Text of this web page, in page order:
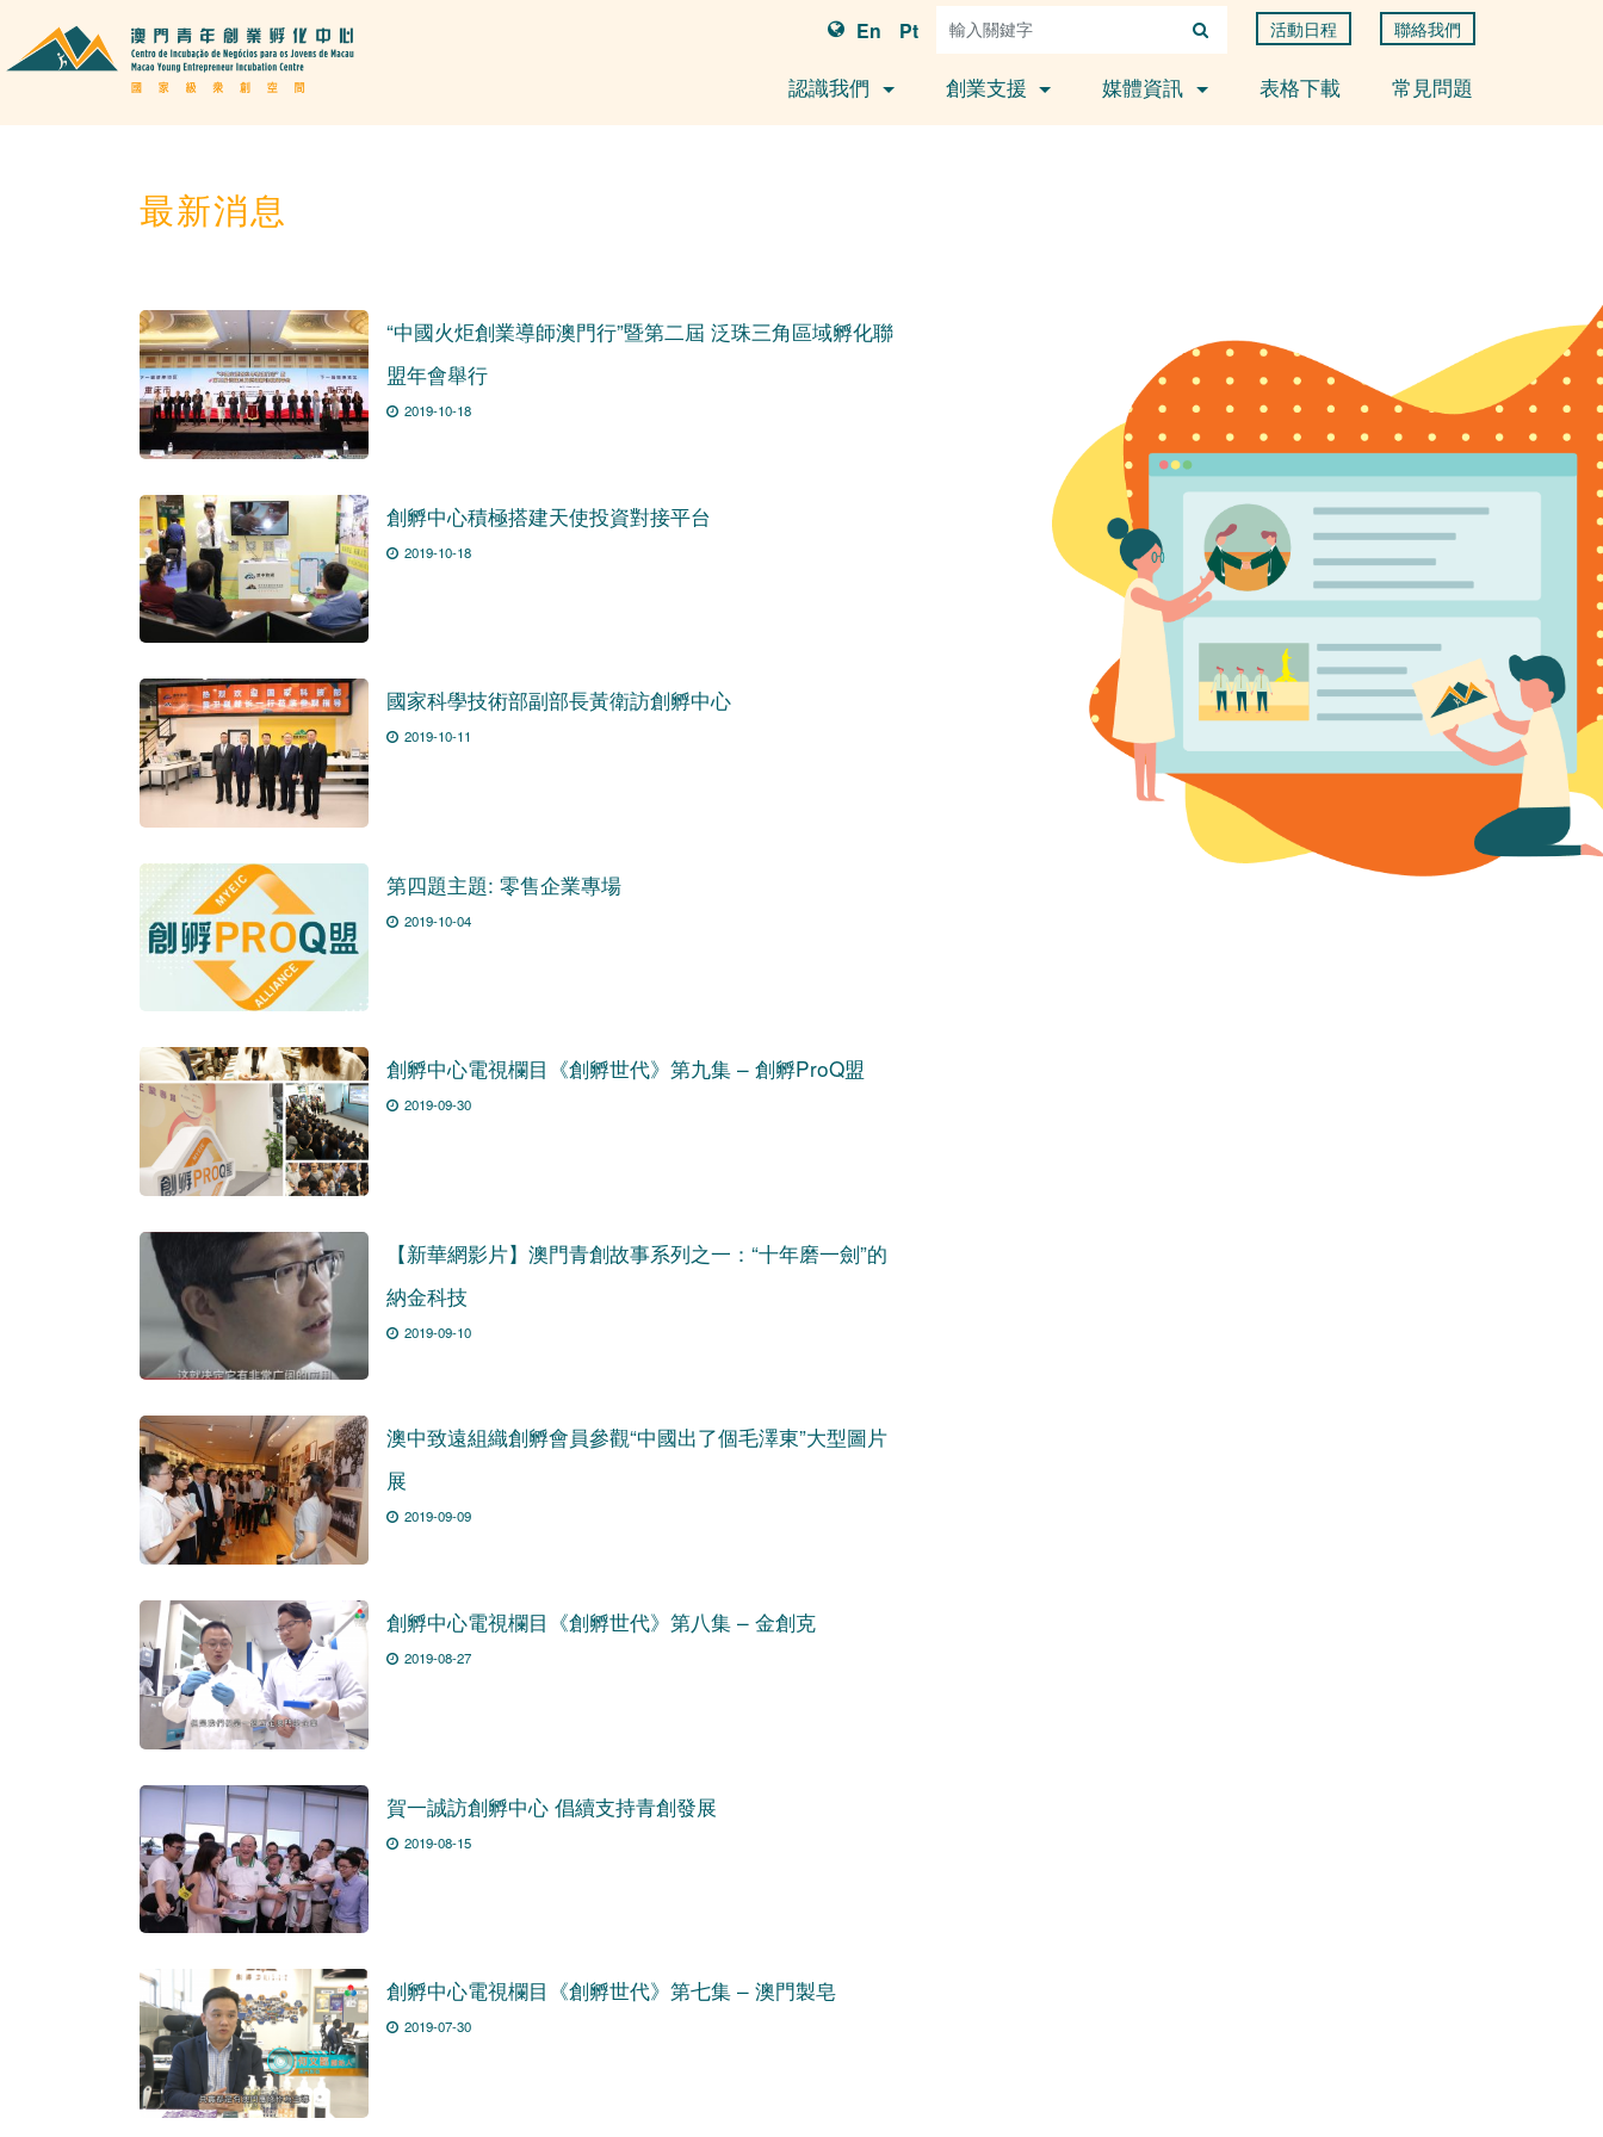
En Pt 活動日程 聯絡我們
認識我們 創業支援 媒體資訊 表格下載 常見問題
最新消息
“中國火炬創業導師澳門行”暨第二屆 泛珠三角區域孵化聯
盟年會舉行
2019-10-18
創孵中心積極搭建天使投資對接平台
2019-10-18
國家科學技術部副部長黃衛訪創孵中心
2019-10-11
第四題主題: 零售企業專場
2019-10-04
創孵中心電視欄目《創孵世代》第九集 – 創孵ProQ盟
2019-09-30
【新華網影片】澳門青創故事系列之一：“十年磨一劍”的
納金科技
2019-09-10
澳中致遠組織創孵會員參觀“中國出了個毛澤東”大型圖片
展
2019-09-09
創孵中心電視欄目《創孵世代》第八集 – 金創克
2019-08-27
賀一誠訪創孵中心 倡續支持青創發展
2019-08-15
創孵中心電視欄目《創孵世代》第七集 – 澳門製皂
2019-07-30